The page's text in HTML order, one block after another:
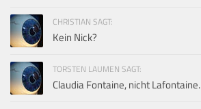
CHRISTIAN SAGT:
Kein Nick?
TORSTEN LAUMEN SAGT:
Claudia Fontaine, nicht Lafontaine.